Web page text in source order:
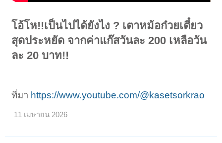
โอ้โห!!เป็นไปได้ยังไง ? เตาหม้อก๋วยเตี๋ยว
สุดประหยัด จากค่าแก๊สวันละ 200 เหลือวัน
ละ 20 บาท!!
ที่มา https://www.youtube.com/@kasetsorkrao
11 เมษายน 2026